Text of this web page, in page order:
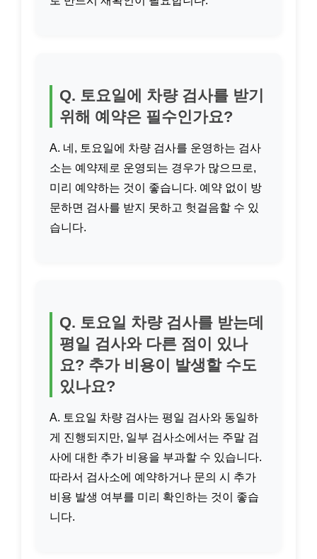
Q. 토요일에 차량 검사를 받기
위해 예약은 필수인가요?
A. 네, 토요일에 차량 검사를 운영하는 검사
소는 예약제로 운영되는 경우가 많으므로,
미리 예약하는 것이 좋습니다. 예약 없이 방
문하면 검사를 받지 못하고 헛걸음할 수 있
습니다.
Q. 토요일 차량 검사를 받는데
평일 검사와 다른 점이 있나
요? 추가 비용이 발생할 수도
있나요?
A. 토요일 차량 검사는 평일 검사와 동일하
게 진행되지만, 일부 검사소에서는 주말 검
사에 대한 추가 비용을 부과할 수 있습니다.
따라서 검사소에 예약하거나 문의 시 추가
비용 발생 여부를 미리 확인하는 것이 좋습
니다.